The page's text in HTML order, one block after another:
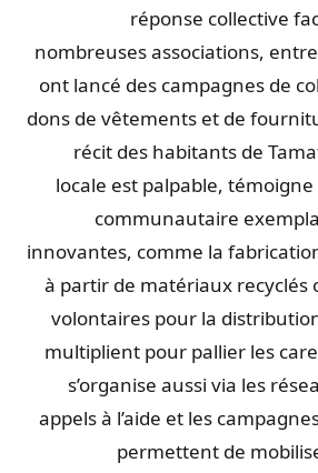
réponse collective
nombreuses associations,
ont lancé des campagnes de
dons de vêtements et de
récit des habitants de
locale est palpable,
communautaire
innovantes, comme la
à partir de matériaux
volontaires pour la
multiplient pour pallier les
s’organise aussi via les
appels à l’aide et les
permettent de